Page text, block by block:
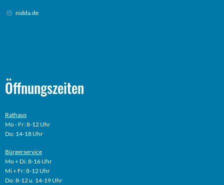
nidda.de
Öffnungszeiten
Rathaus
Mo - Fr: 8-12 Uhr
Do: 14-18 Uhr
Bürgerservice
Mo + Di: 8-16 Uhr
Mi + Fr: 8-12 Uhr
Do: 8-12 u. 14-19 Uhr